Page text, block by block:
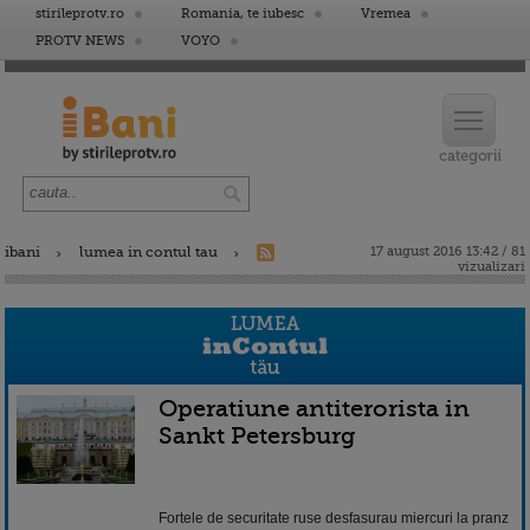
stirileprotv.ro Romania, te iubesc
Vremea
PROTV NEWS
VOYO
ibani lumea in contul tau
17 august 2016 13:42 / 81
vizualizari
Operatiune antiterorista in
Sankt Petersburg
Fortele de securitate ruse desfasurau miercuri la pranz